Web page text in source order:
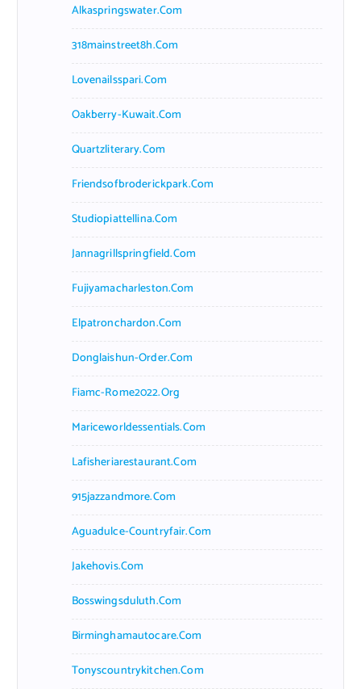
Alkaspringswater.com
318mainstreet8h.com
Lovenailsspari.com
Oakberry-Kuwait.com
Quartzliterary.com
Friendsofbroderickpark.com
Studiopiattellina.com
Jannagrillspringfield.com
Fujiyamacharleston.com
Elpatronchardon.com
Donglaishun-Order.com
Fiamc-Rome2022.org
Mariceworldessentials.com
Lafisheriarestaurant.com
915jazzandmore.com
Aguadulce-Countryfair.com
Jakehovis.com
Bosswingsduluth.com
Birminghamautocare.com
Tonyscountrykitchen.com